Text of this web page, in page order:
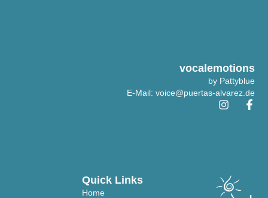
Quick Links
Home
vocalemotions
by Pattyblue
E-Mail: voice@puertas-alvarez.de